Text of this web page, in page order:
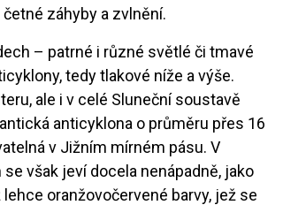
záhyby a zvlnění.
– patrné i různé světlé či tmavé
tedy tlakové níže a výše.
ale i v celé Sluneční soustavě
anticyklona o průměru přes 16
v Jižním mírném pásu. V
však jeví docela nenápadně, jako
oranžovočervené barvy, jež se